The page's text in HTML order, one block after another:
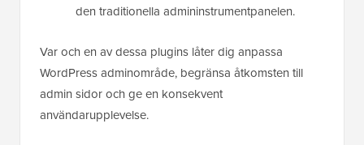
den traditionella admininstrumentpanelen.
Var och en av dessa plugins låter dig anpassa
WordPress adminområde, begränsa åtkomsten till
admin sidor och ge en konsekvent
användarupplevelse.